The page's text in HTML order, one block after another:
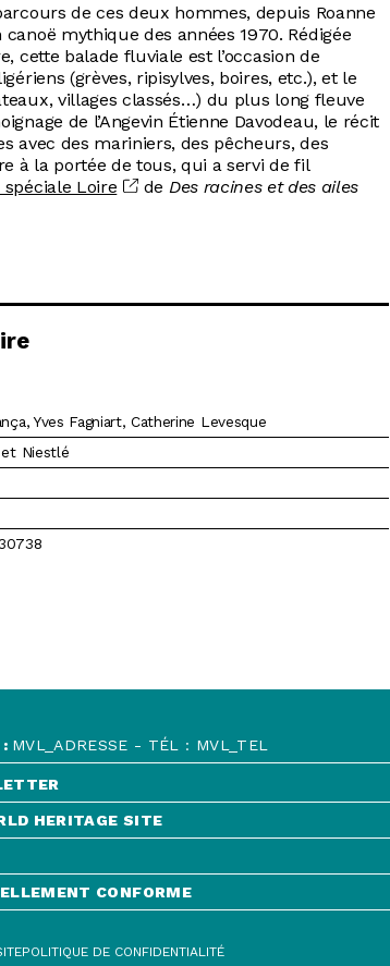
de ces deux hommes, depuis Roanne
canoë mythique des années 1970. Rédigée
cette balade fluviale est l’occasion de
(grèves, ripisylves, boires, etc.), et le
villages classés…) du plus long fleuve
de l’Angevin Étienne Davodeau, le récit
avec des mariniers, des pêcheurs, des
à la portée de tous, qui a servi de fil
spéciale Loire de Des racines et des ailes
Yves Fagniart, Catherine Levesque
et Niestlé
: MVL_ADRESSE - TÉL : MVL_TEL
HERITAGE SITE
CONFORME
POLITIQUE DE CONFIDENTIALITÉ
SITE